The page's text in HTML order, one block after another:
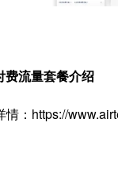
流量套餐介绍
情：https://